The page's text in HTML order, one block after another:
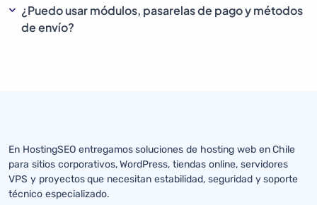
¿Puedo usar módulos, pasarelas de pago y métodos
de envío?
En HostingSEO entregamos soluciones de hosting web en Chile
para sitios corporativos, WordPress, tiendas online, servidores
VPS y proyectos que necesitan estabilidad, seguridad y soporte
técnico especializado.